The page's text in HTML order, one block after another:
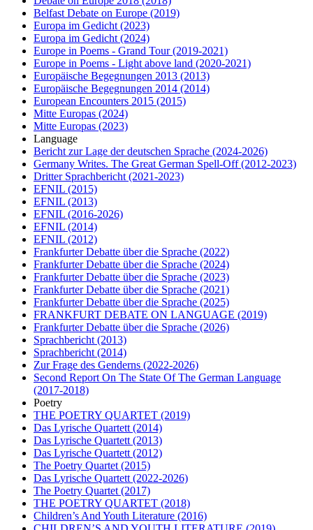
Belfast Debate on Europe (2019)
Europa im Gedicht (2023)
Europa im Gedicht (2024)
Europe in Poems - Grand Tour(2019-2021)
Europe in Poems - Light above land (2020-2021)
Europäische Begegnungen 2013 (2013)
Europäische Begegnungen 2014 (2014)
European Encounters 2015 (2015)
Mitte Europas (2024)
Mitte Europas (2023)
Language
Bericht zur Lage der deutschen Sprache (2024-2026)
Germany Writes. The Great German Spell-Off(2012-2023)
Dritter Sprachbericht (2021-2023)
EFNIL (2015)
EFNIL (2013)
EFNIL (2016-2026)
EFNIL (2014)
EFNIL (2012)
Frankfurter Debatte über die Sprache (2022)
Frankfurter Debatte über die Sprache (2024)
Frankfurter Debatte über die Sprache (2023)
Frankfurter Debatte über die Sprache (2021)
Frankfurter Debatte über die Sprache (2025)
FRANKFURT DEBATE ON LANGUAGE (2019)
Frankfurter Debatte über die Sprache (2026)
Sprachbericht (2013)
Sprachbericht (2014)
Zur Frage des Genderns (2022-2026)
Second Report On The State Of The German Language
(2017-2018)
Poetry
THE POETRY QUARTET (2019)
Das Lyrische Quartett (2014)
Das Lyrische Quartett (2013)
Das Lyrische Quartett (2012)
The Poetry Quartet (2015)
Das Lyrische Quartett (2022-2026)
The Poetry Quartet (2017)
THE POETRY QUARTET (2018)
Children’s And Youth Literature (2016)